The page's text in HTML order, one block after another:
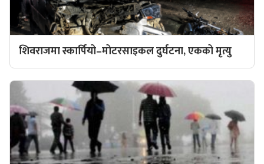
शिवराजमा स्कार्पियो–मोटरसाइकल दुर्घटना, एकको मृत्यु